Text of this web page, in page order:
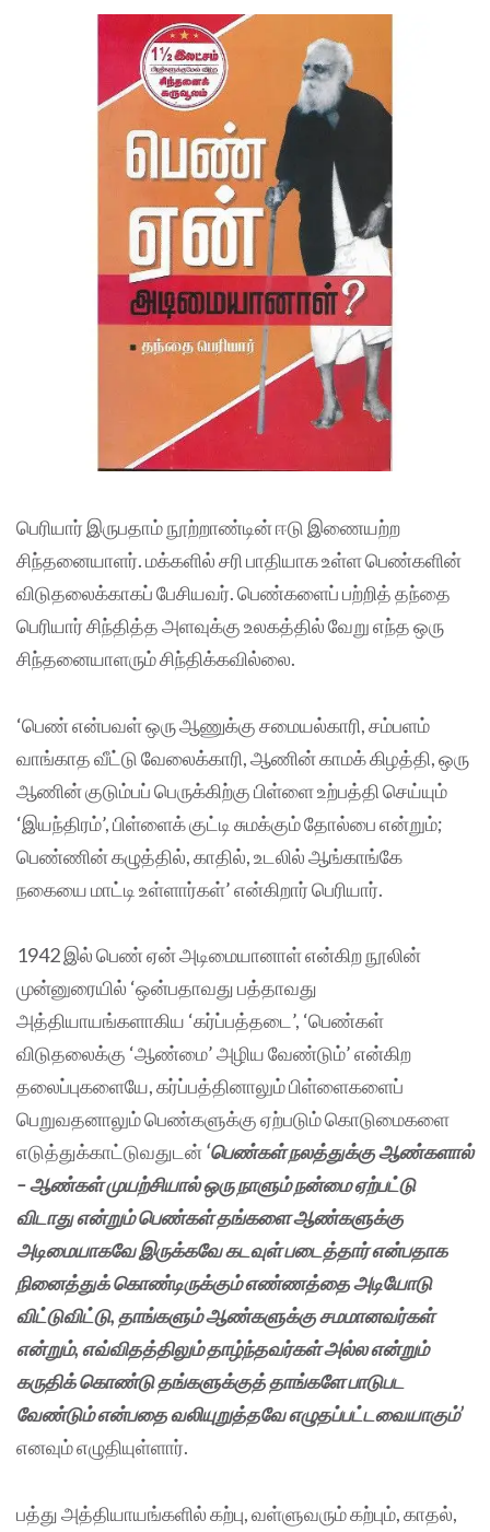
பெரியார் இருபதாம் நூற்றாண்டின் ஈடு இணையற்ற
சிந்தனையாளர். மக்களில் சரி பாதியாக உள்ள பெண்களின்
விடுதலைக்காகப் பேசியவர். பெண்களைப் பற்றித் தந்தை
பெரியார் சிந்தித்த அளவுக்கு உலகத்தில் வேறு எந்த ஒரு
சிந்தனையாளரும் சிந்திக்கவில்லை.
‘பெண் என்பவள் ஒரு ஆணுக்கு சமையல்காரி, சம்பளம்
வாங்காத வீட்டு வேலைக்காரி, ஆணின் காமக் கிழத்தி, ஒரு
ஆணின் குடும்பப் பெருக்கிற்கு பிள்ளை உற்பத்தி செய்யும்
‘இயந்திரம்’, பிள்ளைக் குட்டி சுமக்கும் தோல்பை என்றும்;
பெண்ணின் கழுத்தில், காதில், உடலில் ஆங்காங்கே
நகையை மாட்டி உள்ளார்கள்’ என்கிறார் பெரியார்.
1942 இல் பெண் ஏன் அடிமையானாள் என்கிற நூலின்
முன்னுரையில் ‘ஒன்பதாவது பத்தாவது
அத்தியாயங்களாகிய ‘கர்ப்பத்தடை’, ‘பெண்கள்
விடுதலைக்கு ‘ஆண்மை’ அழிய வேண்டும்’ என்கிற
தலைப்புகளையே, கர்ப்பத்தினாலும் பிள்ளைகளைப்
பெறுவதனாலும் பெண்களுக்கு ஏற்படும் கொடுமைகளை
எடுத்துக்காட்டுவதுடன்‘பெண்கள் நலத்துக்கு ஆண்களால்
– ஆண்கள் முயற்சியால் ஒரு நாளும் நன்மை ஏற்பட்டு
விடாது என்றும் பெண்கள் தங்களை ஆண்களுக்கு
அடிமையாகவே இருக்கவே கடவுள் படைத்தார் என்பதாக
நினைத்துக் கொண்டிருக்கும் எண்ணத்தை அடியோடு
விட்டுவிட்டு, தாங்களும் ஆண்களுக்கு சமமானவர்கள்
என்றும், எவ்விதத்திலும் தாழ்ந்தவர்கள் அல்ல என்றும்
கருதிக் கொண்டு தங்களுக்குத் தாங்களே பாடுபட
வேண்டும் என்பதை வலியுறுத்தவே எழுதப்பட்டவையாகும்’
எனவும் எழுதியுள்ளார்.
பத்து அத்தியாயங்களில் கற்பு, வள்ளுவரும் கற்பும், காதல்,